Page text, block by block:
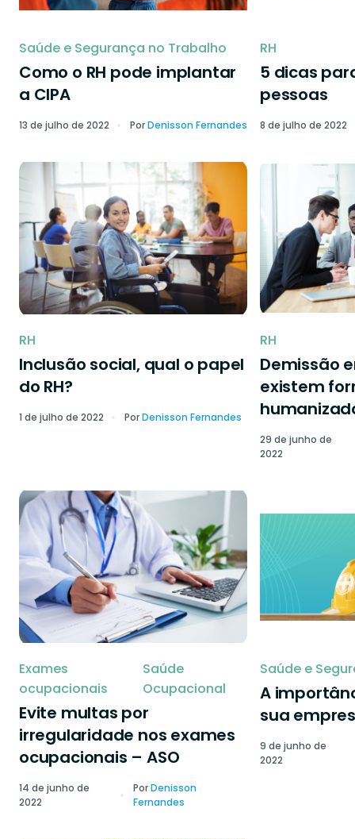
Saúde e Segurança no Trabalho
Como o RH pode implantar
a CIPA
13 de julho de 2022 PorDenisson Fernandes
RH
5 dicas
pessoas
8 de julho de 2022
RH
Inclusão social, qual o papel
do RH?
1 de julho de 2022 PorDenisson Fernandes
RH
Demissão
existem
29 de junho de
2022
Exames
ocupacionais
Saúde
Ocupacional
Evite multas por
irregularidade nos exames
ocupacionais – ASO
14 de junho de
2022
PorDenisson
Fernandes
Saúde e
A
sua
9 de junho de
2022